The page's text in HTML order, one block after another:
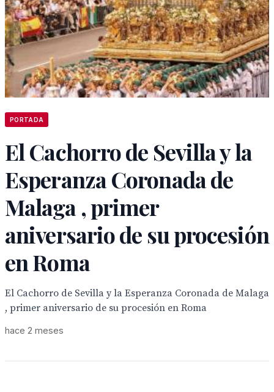
PORTADA
El Cachorro de Sevilla y la
Esperanza Coronada de
Malaga , primer
aniversario de su procesión
en Roma
El Cachorro de Sevilla y la Esperanza Coronada de Malaga
, primer aniversario de su procesión en Roma
hace 2 meses